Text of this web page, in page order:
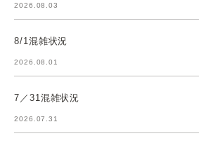
2026.08.03
8/1混雑状況
2026.08.01
7／31混雑状況
2026.07.31